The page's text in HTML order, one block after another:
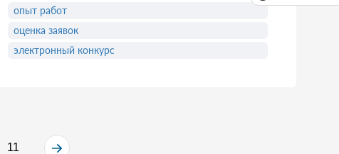
опыт работ
оценка заявок
электронный конкурс
11